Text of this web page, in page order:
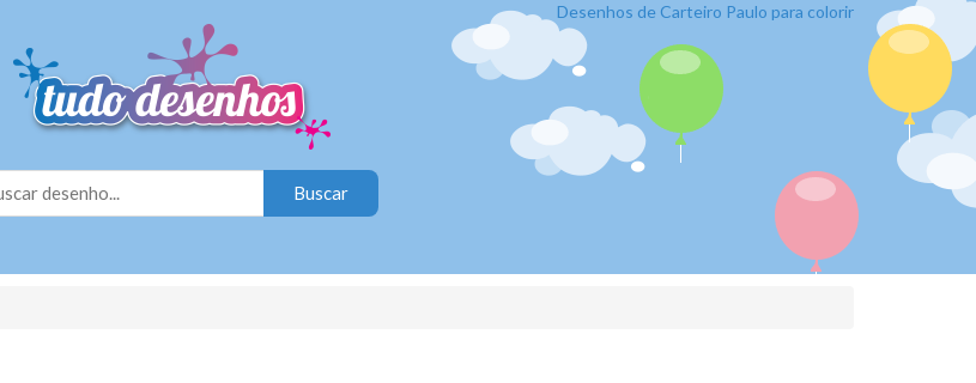
Desenhos de Carteiro Paulo para colorir